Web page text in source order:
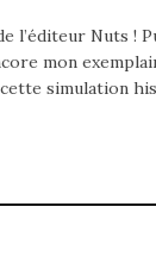
l’éditeur Nuts !
mon
simulation